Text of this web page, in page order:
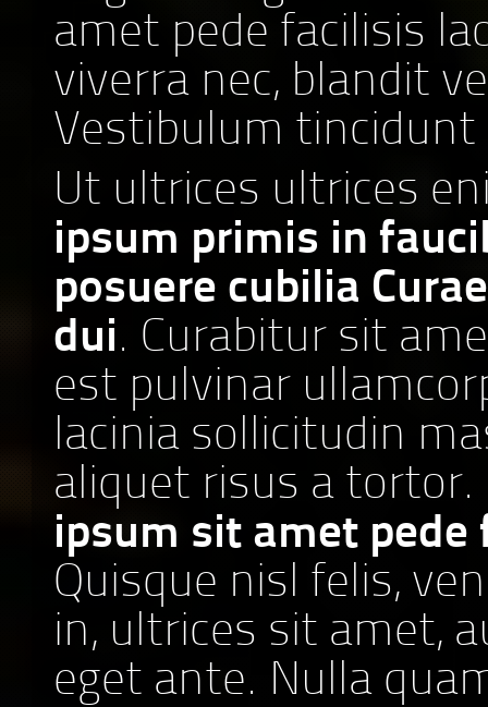
amet pede facilisis
viverra nec, blandit
Vestibulum
Ut ultrices ultrices
ipsum primis in
posuere cubilia
dui. Curabitur sit
est pulvinar
lacinia sollicitudin
aliquet risus a
ipsum sit amet pede
Quisque nisl felis,
in, ultrices sit amet,
eget ante. Nulla